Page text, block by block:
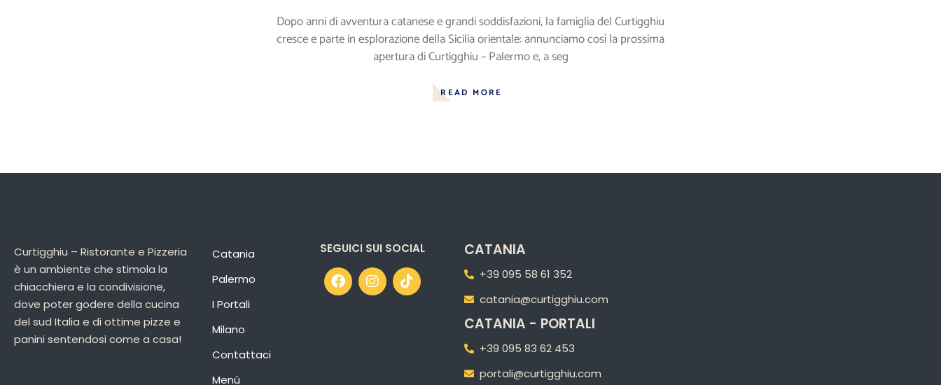
Dopo anni di avventura catanese e grandi soddisfazioni, la famiglia del Curtigghiu
cresce e parte in esplorazione della Sicilia orientale: annunciamo così la prossima
apertura di Curtigghiu – Palermo e, a seg
READ MORE
Curtigghiu – Ristorante e Pizzeria
è un ambiente che stimola la
chiacchiera e la condivisione,
dove poter godere della cucina
del sud Italia e di ottime pizze e
panini sentendosi come a casa!
Catania
Palermo
I Portali
Milano
Contattaci
Menù
SEGUICI SUI SOCIAL CATANIA
+39 095 58 61 352
catania@curtigghiu.com
CATANIA - PORTALI
+39 095 83 62 453
portali@curtigghiu.com